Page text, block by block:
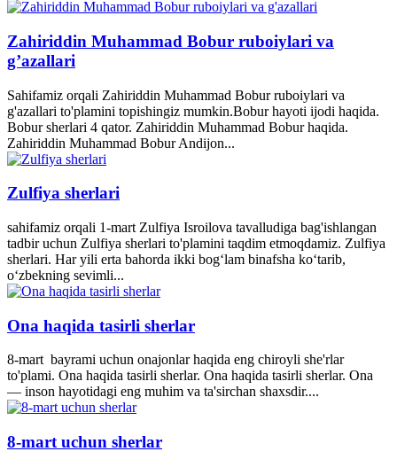
Zahiriddin Muhammad Bobur ruboiylari va
g’azallari
Sahifamiz orqali Zahiriddin Muhammad Bobur ruboiylari va
g'azallari to'plamini topishingiz mumkin.Bobur hayoti ijodi haqida.
Bobur sherlari 4 qator. Zahiriddin Muhammad Bobur haqida.
Zahiriddin Muhammad Bobur Andijon...
Zulfiya sherlari
sahifamiz orqali 1-mart Zulfiya Isroilova tavalludiga bag'ishlangan
tadbir uchun Zulfiya sherlari to'plamini taqdim etmoqdamiz. Zulfiya
sherlari. Har yili erta bahorda ikki bogʻlam binafsha koʻtarib,
oʻzbekning sevimli...
Ona haqida tasirli sherlar
8-mart bayrami uchun onajonlar haqida eng chiroyli she'rlar
to'plami. Ona haqida tasirli sherlar. Ona haqida tasirli sherlar. Ona
— inson hayotidagi eng muhim va ta'sirchan shaxsdir....
8-mart uchun sherlar